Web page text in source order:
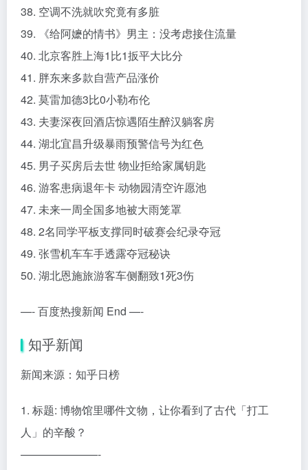
38. 空调不洗就吹究竟有多脏
39. 《给阿嬷的情书》男主：没考虑接住流量
40. 北京客胜上海1比1扳平大比分
41. 胖东来多款自营产品涨价
42. 莫雷加德3比0小勒布伦
43. 夫妻深夜回酒店惊遇陌生醉汉躺客房
44. 湖北宜昌升级暴雨预警信号为红色
45. 男子买房后去世 物业拒给家属钥匙
46. 游客患病退年卡 动物园清空许愿池
47. 未来一周全国多地被大雨笼罩
48. 2名同学平板支撑同时破赛会纪录夺冠
49. 张雪机车车手透露夺冠秘诀
50. 湖北恩施旅游客车侧翻致1死3伤
—- 百度热搜新闻 End —-
知乎新闻
新闻来源：知乎日榜
1. 标题: 博物馆里哪件文物，让你看到了古代「打工
人」的辛酸？
———————-